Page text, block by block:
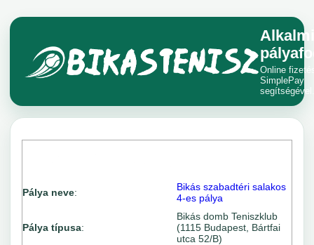
Alkalmi
Online
SimplePay
segítségével.
Pálya neve:
Bikás szabadtéri salakos
4-es pálya
Pálya típusa:
Bikás domb Teniszklub
(1115 Budapest, Bártfai
utca 52/B)